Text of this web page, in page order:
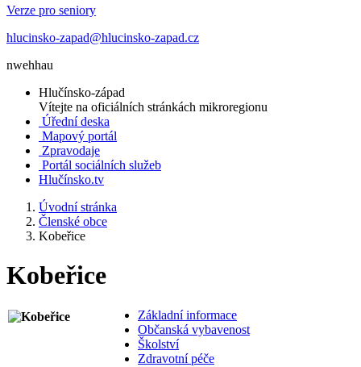
Verze pro seniory
hlucinsko-zapad@hlucinsko-zapad.cz
nwehhau
Hlučínsko-západ
Vítejte na oficiálních stránkách mikroregionu
Úřední deska
Mapový portál
Zpravodaje
Portál sociálních služeb
Hlučínsko.tv
Úvodní stránka
Členské obce
Kobeřice
Kobeřice
Základní informace
Občanská vybavenost
Školství
Zdravotní péče